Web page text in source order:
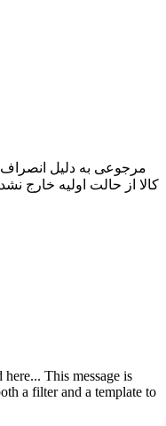
کالا از حالت اولیه خارج
This message is
a filter and a template to